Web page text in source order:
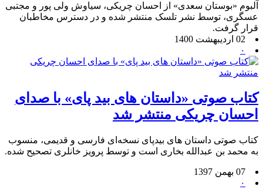
آلبوم «بوستان سعدی» از احسان چریکی، سیاوش ولی پور و مجتبی
عسگری، توسط نشر تلسک منتشر شده و در دسترس مخاطبان
قرار گرفت.
02 اردیبهشت 1400
۰
کتاب صوتی «داستان های بید پای» با صدای
احسان چریکی منتشر شد
کتاب صوتی داستان های بیدپای نسخه‌ای فارسی و قدیمی، منسوب
به محمد بن عبدالله بخاری است و توسط پرویز خانلری تصحیح شده.
07 بهمن 1397
۰